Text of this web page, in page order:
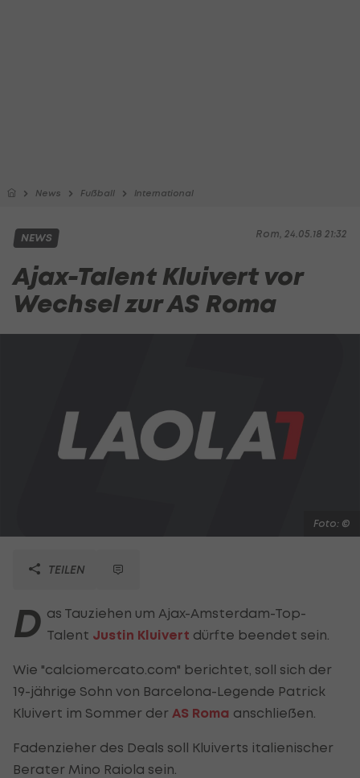
News Fußball International
Rom, 24.05.18 21:32
NEWS
Ajax-Talent Kluivert vor
Wechsel zur AS Roma
Foto: ©
TEILEN
D as Tauziehen um Ajax-Amsterdam-Top-
Talent Justin Kluivert dürfte beendet sein.
Wie "calciomercato.com" berichtet, soll sich der
19-jährige Sohn von Barcelona-Legende Patrick
Kluivert im Sommer der AS Roma anschließen.
Fadenzieher des Deals soll Kluiverts italienischer
Berater Mino Raiola sein.